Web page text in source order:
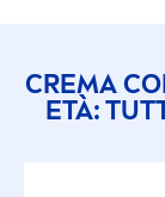
CREMA
ETÀ: